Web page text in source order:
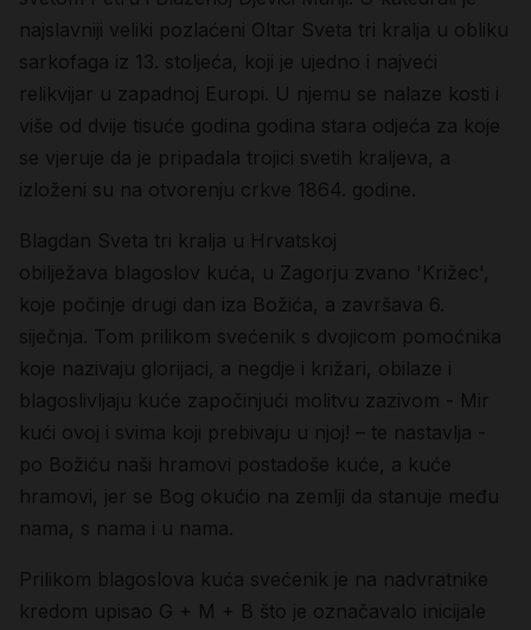
najslavniji veliki pozlaćeni Oltar Sveta tri kralja u obliku
sarkofaga iz 13. stoljeća, koji je ujedno i najveći
relikvijar u zapadnoj Europi. U njemu se nalaze kosti i
više od dvije tisuće godina godina stara odjeća za koje
se vjeruje da je pripadala trojici svetih kraljeva, a
izloženi su na otvorenju crkve 1864. godine.
Blagdan Sveta tri kralja u Hrvatskoj
obilježava blagoslov kuća, u Zagorju zvano 'Križec',
koje počinje drugi dan iza Božića, a završava 6.
siječnja. Tom prilikom svećenik s dvojicom pomoćnika
koje nazivaju glorijaci, a negdje i križari, obilaze i
blagoslivljaju kuće započinjući molitvu zazivom - Mir
kući ovoj i svima koji prebivaju u njoj! – te nastavlja -
po Božiću naši hramovi postadoše kuće, a kuće
hramovi, jer se Bog okućio na zemlji da stanuje među
nama, s nama i u nama.
Prilikom blagoslova kuća svećenik je na nadvratnike
kredom upisao G + M + B što je označavalo inicijale